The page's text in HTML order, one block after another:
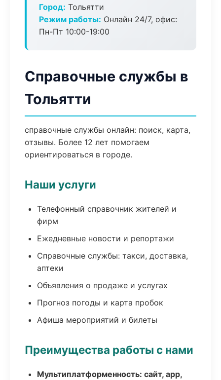
Город: Тольятти
Режим работы: Онлайн 24/7, офис:
Пн-Пт 10:00-19:00
Справочные службы в
Тольятти
справочные службы онлайн: поиск, карта,
отзывы. Более 12 лет помогаем
ориентироваться в городе.
Наши услуги
Телефонный справочник жителей и
фирм
Ежедневные новости и репортажи
Справочные службы: такси, доставка,
аптеки
Объявления о продаже и услугах
Прогноз погоды и карта пробок
Афиша мероприятий и билеты
Преимущества работы с нами
Мультиплатформенность: сайт, app,